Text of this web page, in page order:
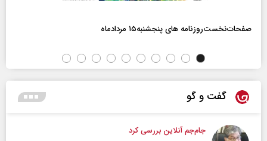
صفحات‌نخست‌روزنامه ها‌ی پنجشنبه‌۱۵ مردادماه
گفت و گو
جام‌جم آنلاین بررسی کرد